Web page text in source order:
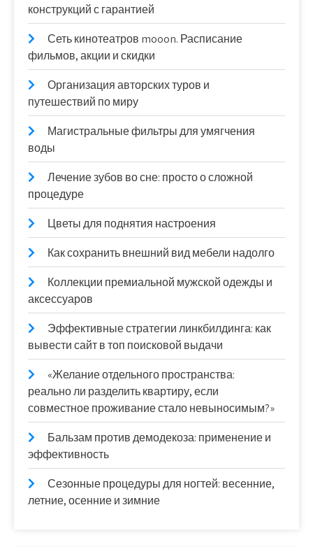
конструкций с гарантией
Сеть кинотеатров mooon. Расписание
фильмов, акции и скидки
Организация авторских туров и
путешествий по миру
Магистральные фильтры для умягчения
воды
Лечение зубов во сне: просто о сложной
процедуре
Цветы для поднятия настроения
Как сохранить внешний вид мебели надолго
Коллекции премиальной мужской одежды и
аксессуаров
Эффективные стратегии линкбилдинга: как
вывести сайт в топ поисковой выдачи
«Желание отдельного пространства:
реально ли разделить квартиру, если
совместное проживание стало невыносимым?»
Бальзам против демодекоза: применение и
эффективность
Сезонные процедуры для ногтей: весенние,
летние, осенние и зимние